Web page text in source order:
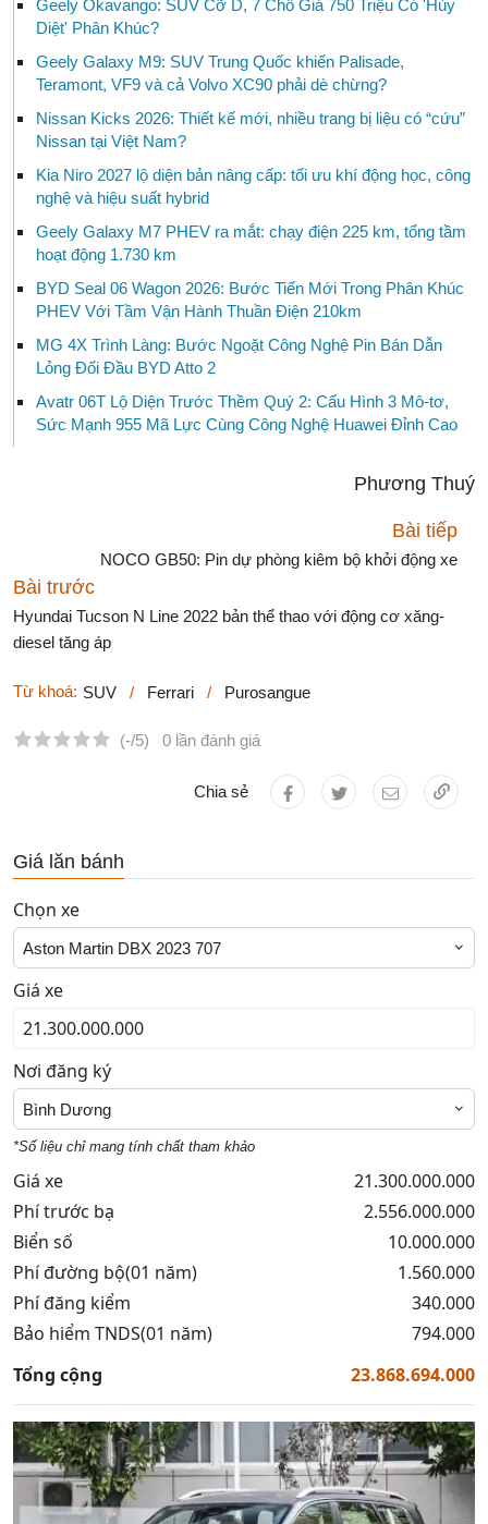
Geely Okavango: SUV Cỡ D, 7 Chỗ Giá 750 Triệu Có 'Hủy
Diệt' Phân Khúc?
Geely Galaxy M9: SUV Trung Quốc khiến Palisade,
Teramont, VF9 và cả Volvo XC90 phải dè chừng?
Nissan Kicks 2026: Thiết kế mới, nhiều trang bị liệu có “cứu”
Nissan tại Việt Nam?
Kia Niro 2027 lộ diện bản nâng cấp: tối ưu khí động học, công
nghệ và hiệu suất hybrid
Geely Galaxy M7 PHEV ra mắt: chạy điện 225 km, tổng tầm
hoạt động 1.730 km
BYD Seal 06 Wagon 2026: Bước Tiến Mới Trong Phân Khúc
PHEV Với Tầm Vận Hành Thuần Điện 210km
MG 4X Trình Làng: Bước Ngoặt Công Nghệ Pin Bán Dẫn
Lỏng Đối Đầu BYD Atto 2
Avatr 06T Lộ Diện Trước Thềm Quý 2: Cấu Hình 3 Mô-tơ,
Sức Mạnh 955 Mã Lực Cùng Công Nghệ Huawei Đỉnh Cao
Phương Thuý
Bài tiếp
NOCO GB50: Pin dự phòng kiêm bộ khởi động xe
Bài trước
Hyundai Tucson N Line 2022 bản thể thao với động cơ xăng-
diesel tăng áp
Từ khoá: SUV / Ferrari / Purosangue
(-/5) 0 lần đánh giá
Chia sẻ
Giá lăn bánh
Chọn xe
Aston Martin DBX 2023 707
Giá xe
Nơi đăng ký
Bình Dương
*Số liệu chỉ mang tính chất tham khảo
Giá xe
21.300.000.000
Phí trước bạ
2.556.000.000
Biển số
10.000.000
Phí đường bộ(01 năm)
1.560.000
Phí đăng kiểm
340.000
Bảo hiểm TNDS(01 năm)
794.000
Tổng cộng
23.868.694.000